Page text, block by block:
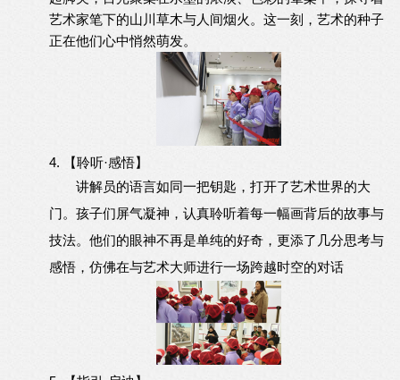
艺术家笔下的山川草木与人间烟火。这一刻，艺术的种子
正在他们心中悄然萌发。
4. 【聆听·感悟】
讲解员的语言如同一把钥匙，打开了艺术世界的大
门。孩子们屏气凝神，认真聆听着每一幅画背后的故事与
技法。他们的眼神不再是单纯的好奇，更添了几分思考与
感悟，仿佛在与艺术大师进行一场跨越时空的对话